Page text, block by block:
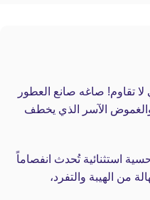
لا تقاوم! صاغه صانع العطور
الآسر الذي يخطف
استثنائية تُحدث انفصاماً
من الهيبة والتفرد،